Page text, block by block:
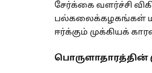
சேர்க்கை வளர்ச்சி
பல்கலைக்கழகங்கள்
ஈர்க்கும் முக்கியக்
பொருளாதாரத்தின்